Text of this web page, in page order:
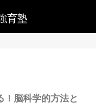
育塾
！脳科学的方法と